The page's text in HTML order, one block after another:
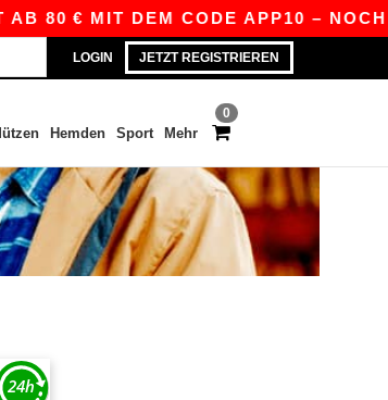
80 € MIT DEM CODE APP10 – NOCH
LOGIN JETZT REGISTRIEREN
0
Hemden Sport Mehr